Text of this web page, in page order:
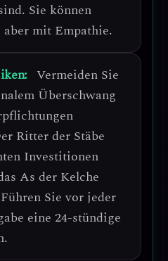
Sie können
aber mit Empathie.
Vermeiden Sie
Überschwang
Ritter der Stäbe
Investitionen
As der Kelche
Führen Sie vor jeder
eine 24-stündige